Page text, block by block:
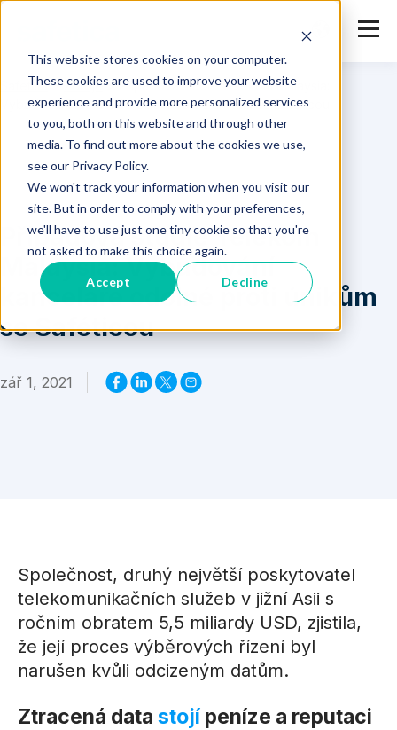
This website stores cookies on your computer.
These cookies are used to improve your website
experience and provide more personalized services
to you, both on this website and through other
media. To find out more about the cookies we use,
see our Privacy Policy.
We won't track your information when you visit our
site. But in order to comply with your preferences,
we'll have to use just one tiny cookie so that you're
not asked to make this choice again.
Accept Decline
Safetica >Zdroje >Případová studie Telekom Malaysia:
Vybudování kanceláře odolné proti únikům se Saféticou
Případová studie Telekom
Malaysia: Vybudování
kanceláře odolné proti únikům
se Saféticou
zář 1, 2021
Společnost, druhý největší poskytovatel
telekomunikačních služeb v jižní Asii s
ročním obratem 5,5 miliardy USD, zjistila,
že její proces výběrových řízení byl
narušen kvůli odcizeným datům.
Ztracená data stojí peníze a reputaci